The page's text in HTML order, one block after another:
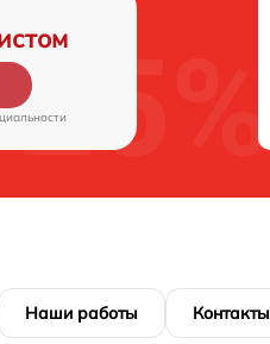
Наши работы Контакты